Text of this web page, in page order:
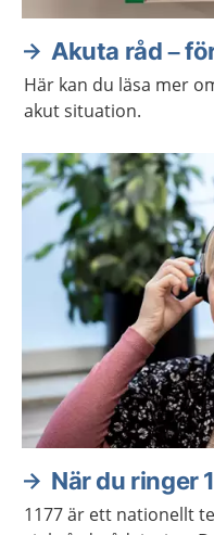
Akuta råd –
Här kan du läsa mer
akut situation.
När du ringer
1177 är ett nationellt